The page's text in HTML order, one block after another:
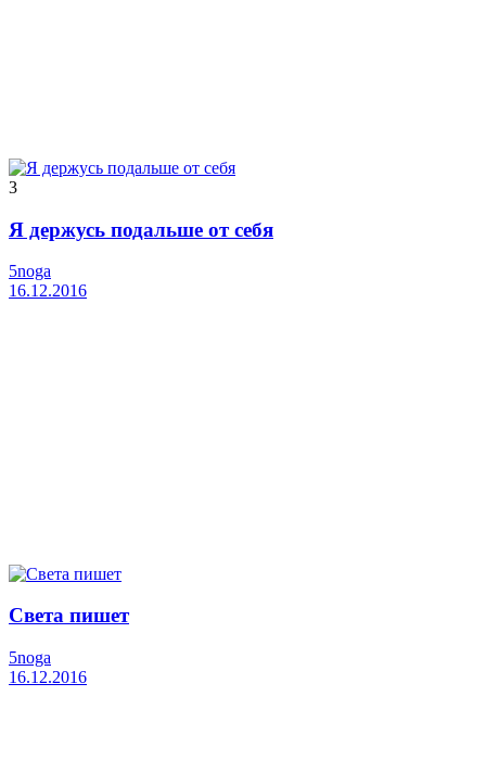
3
Я держусь подальше от себя
5noga
16.12.2016
Света пишет
5noga
16.12.2016